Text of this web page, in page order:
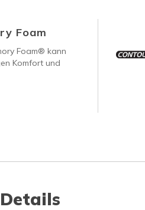
Foam
Foam® kann
Komfort und
Details